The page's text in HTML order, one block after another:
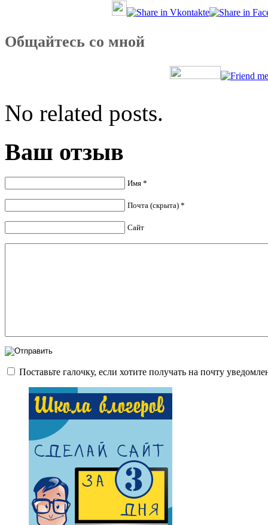
Общайтесь со мной
No related posts.
Ваш отзыв
Имя *
Почта (скрыта) *
Сайт
Поставьте галочку, если хотите получать на почту